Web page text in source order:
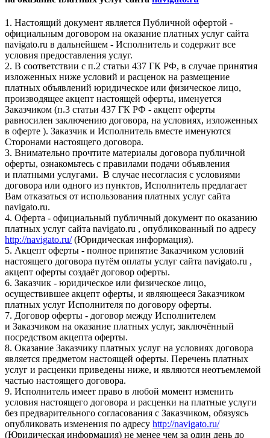
1. Настоящий документ является Публичной офертой -
официальным договором на оказание платных услуг сайта
navigato.ru в дальнейшем - Исполнитель и содержит все
условия предоставления услуг.
2. В соответствии с п.2 статьи 437 ГК РФ, в случае принятия
изложенных ниже условий и расценок на размещение
платных объявлений юридическое или физическое лицо,
производящее акцепт настоящей оферты, именуется
Заказчиком (п.3 статьи 437 ГК РФ - акцепт оферты
равносилен заключению договора, на условиях, изложенных
в оферте ). Заказчик и Исполнитель вместе именуются
Сторонами настоящего договора.
3. Внимательно прочтите материалы договора публичной
оферты, ознакомьтесь с правилами подачи объявления
и платными услугами. В случае несогласия с условиями
договора или одного из пунктов, Исполнитель предлагает
Вам отказаться от использования платных услуг сайта
navigato.ru.
4. Оферта - официальный публичный документ по оказанию
платных услуг сайта navigato.ru , опубликованный по адресу
http://navigato.ru/(Юридическая информация).
5. Акцепт оферты - полное принятие Заказчиком условий
настоящего договора путём оплаты услуг сайта navigato.ru ,
акцепт оферты создаёт договор оферты.
6. Заказчик - юридическое или физическое лицо,
осуществившее акцепт оферты, и являющееся Заказчиком
платных услуг Исполнителя по договору оферты.
7. Договор оферты - договор между Исполнителем
и Заказчиком на оказание платных услуг, заключённый
посредством акцепта оферты.
8. Оказание Заказчику платных услуг на условиях договора
является предметом настоящей оферты. Перечень платных
услуг и расценки приведены ниже, и являются неотъемлемой
частью настоящего договора.
9. Исполнитель имеет право в любой момент изменить
условия настоящего договора и расценки на платные услуги
без предварительного согласования с Заказчиком, обязуясь
опубликовать изменения по адресу http://navigato.ru/
(Юридическая информация) не менее чем за один день до